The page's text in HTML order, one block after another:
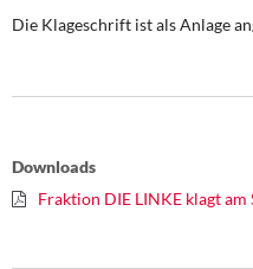
Die Klageschrift ist als Anlage
Downloads
Fraktion DIE LINKE klagt